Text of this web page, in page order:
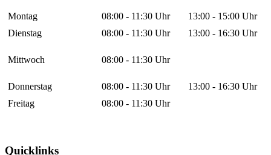
Montag 08:00 - 11:30 Uhr
13:00 - 15:00 Uhr
Dienstag
08:00 - 11:30 Uhr 13:00 - 16:30 Uhr
Mittwoch 08:00 - 11:30 Uhr
Donnerstag 08:00 - 11:30 Uhr
13:00 - 16:30 Uhr
Freitag
08:00 - 11:30 Uhr
Quicklinks